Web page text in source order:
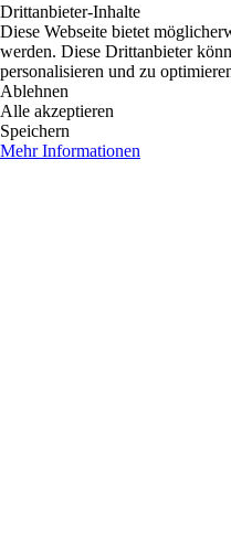
Drittanbieter-Inhalte
Diese Webseite bietet
werden. Diese Drittanbieter
personalisieren und zu
Ablehnen
Alle akzeptieren
Speichern
Mehr Informationen